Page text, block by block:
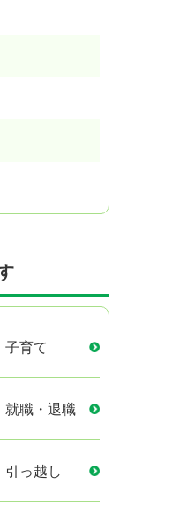
子育て
就職・退職
引っ越し